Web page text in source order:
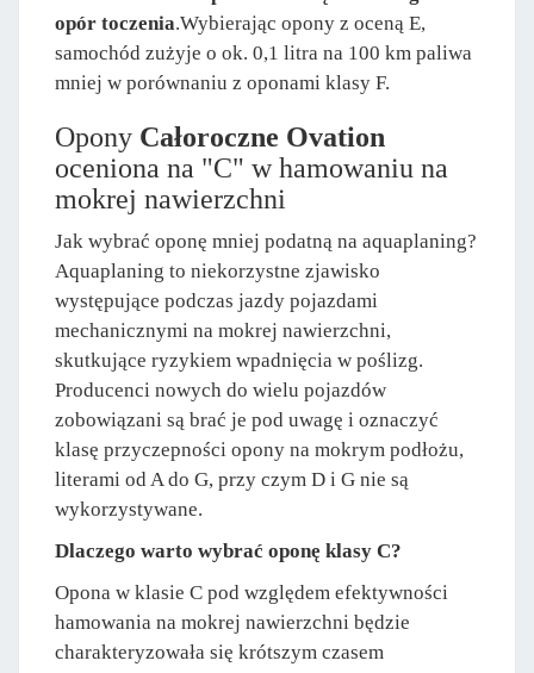
opór toczenia.Wybierając opony z oceną E,
samochód zużyje o ok. 0,1 litra na 100 km paliwa
mniej w porównaniu z oponami klasy F.
Opony Całoroczne Ovation
oceniona na "C" w hamowaniu na
mokrej nawierzchni
Jak wybrać oponę mniej podatną na aquaplaning?
Aquaplaning to niekorzystne zjawisko
występujące podczas jazdy pojazdami
mechanicznymi na mokrej nawierzchni,
skutkujące ryzykiem wpadnięcia w poślizg.
Producenci nowych do wielu pojazdów
zobowiązani są brać je pod uwagę i oznaczyć
klasę przyczepności opony na mokrym podłożu,
literami od A do G, przy czym D i G nie są
wykorzystywane.
Dlaczego warto wybrać oponę klasy C?
Opona w klasie C pod względem efektywności
hamowania na mokrej nawierzchni będzie
charakteryzowała się krótszym czasem